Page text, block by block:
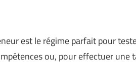
est le régime parfait pour
ou, pour effectuer une